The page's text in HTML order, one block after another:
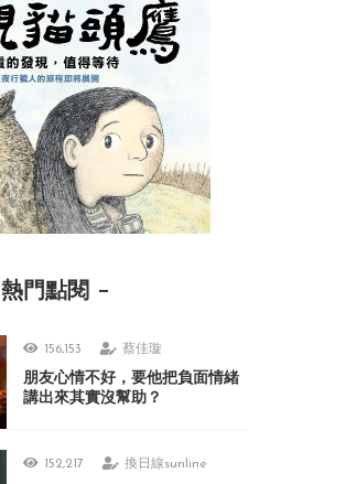
熱門點閱
156,153 蔡佳璇
朋友心情不好，要他把負面情緒
講出來其實沒幫助？
152,217 換日線sunline